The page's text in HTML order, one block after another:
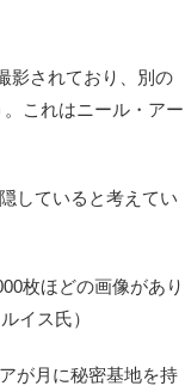
影されており、別の
これはニール・アー
していると考えてい
枚ほどの画像があり
イス氏）
が月に秘密基地を持